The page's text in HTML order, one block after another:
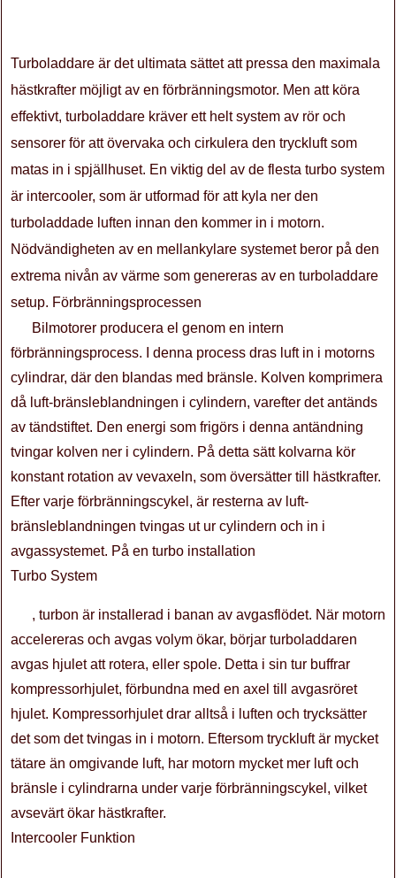
Turboladdare är det ultimata sättet att pressa den maximala
hästkrafter möjligt av en förbränningsmotor. Men att köra
effektivt, turboladdare kräver ett helt system av rör och
sensorer för att övervaka och cirkulera den tryckluft som
matas in i spjällhuset. En viktig del av de flesta turbo system
är intercooler, som är utformad för att kyla ner den
turboladdade luften innan den kommer in i motorn.
Nödvändigheten av en mellankylare systemet beror på den
extrema nivån av värme som genereras av en turboladdare
setup. Förbränningsprocessen
Bilmotorer producera el genom en intern
förbränningsprocess. I denna process dras luft in i motorns
cylindrar, där den blandas med bränsle. Kolven komprimera
då luft-bränsleblandningen i cylindern, varefter det antänds
av tändstiftet. Den energi som frigörs i denna antändning
tvingar kolven ner i cylindern. På detta sätt kolvarna kör
konstant rotation av vevaxeln, som översätter till hästkrafter.
Efter varje förbränningscykel, är resterna av luft-
bränsleblandningen tvingas ut ur cylindern och in i
avgassystemet. På en turbo installation
Turbo System
, turbon är installerad i banan av avgasflödet. När motorn
accelereras och avgas volym ökar, börjar turboladdaren
avgas hjulet att rotera, eller spole. Detta i sin tur buffrar
kompressorhjulet, förbundna med en axel till avgasröret
hjulet. Kompressorhjulet drar alltså i luften och trycksätter
det som det tvingas in i motorn. Eftersom tryckluft är mycket
tätare än omgivande luft, har motorn mycket mer luft och
bränsle i cylindrarna under varje förbränningscykel, vilket
avsevärt ökar hästkrafter.
Intercooler Funktion